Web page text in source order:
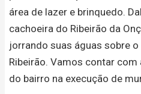
área de lazer e brinquedo.
cachoeira do Ribeirão da
jorrando suas águas sobre
Ribeirão. Vamos contar
do bairro na execução de